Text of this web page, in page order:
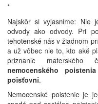
*
Najskôr si vyjasnime: Nie
odvody ako odvody. Pri
tehotenské nás v žiadnom
a už vôbec nie to, kto aké
priznanie materského
nemocenského poistenia
poisťovni.
Nemocenské poistenie je